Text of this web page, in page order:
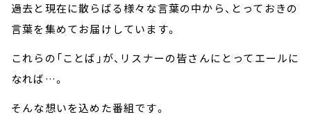
過去と現在に散らばる様々な言葉の中から、とっておきの
言葉を集めてお届けしています。
これらの「ことば」が、リスナーの皆さんにとってエールに
なれば…。
そんな想いを込めた番組です。